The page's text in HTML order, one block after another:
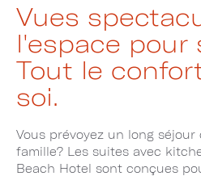
Vues
l'espace pour
Tout le
soi.
Vous prévoyez un long séjour
famille? Les suites avec
Beach Hotel sont conçues